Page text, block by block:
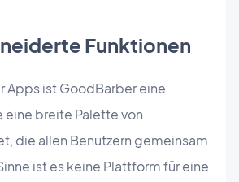
Funktionen
Apps ist GoodBarber eine
eine breite Palette von
die allen Benutzern gemeinsam
ist es keine Plattform für eine